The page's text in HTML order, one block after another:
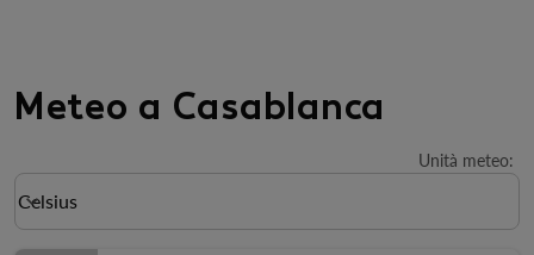
Meteo a Casablanca
Unità meteo:
Weather unit option Celsius Selected
Celsius
keyboard_arrow_down